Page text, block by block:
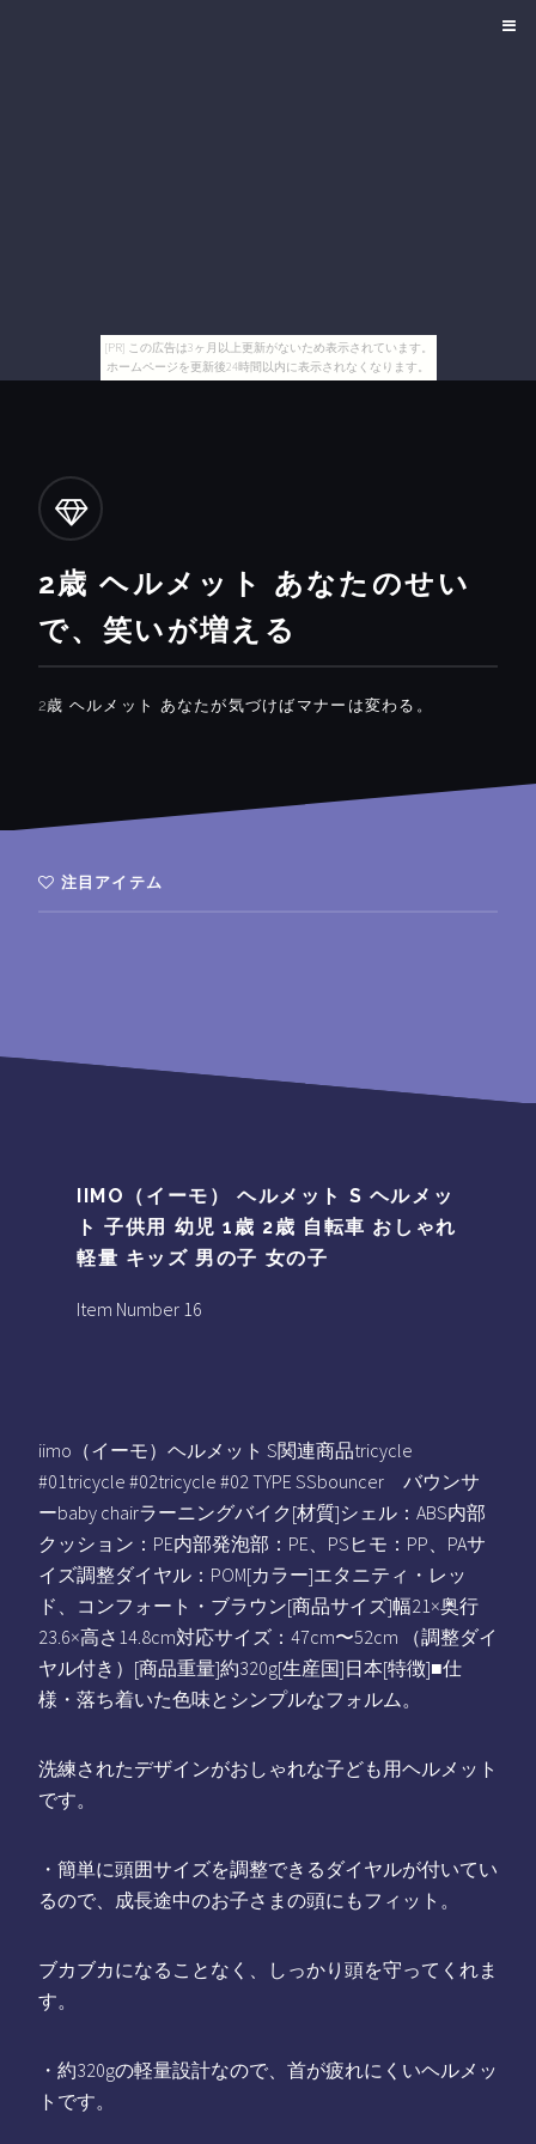
[PR] この広告は3ヶ月以上更新がないため表示されています。
ホームページを更新後24時間以内に表示されなくなります。
2歳 ヘルメット あなたのせい
で、笑いが増える
2歳 ヘルメット あなたが気づけばマナーは変わる。
注目アイテム
IIMO（イーモ） ヘルメット S ヘルメッ
ト 子供用 幼児 1歳 2歳 自転車 おしゃれ
軽量 キッズ 男の子 女の子
Item Number 16
iimo（イーモ）ヘルメット S関連商品tricycle
#01tricycle #02tricycle #02 TYPE SSbouncer バウンサ
ーbaby chairラーニングバイク[材質]シェル：ABS内部
クッション：PE内部発泡部：PE、PSヒモ：PP、PAサ
イズ調整ダイヤル：POM[カラー]エタニティ・レッ
ド、コンフォート・ブラウン[商品サイズ]幅21×奥行
23.6×高さ14.8cm対応サイズ：47cm〜52cm （調整ダイ
ヤル付き）[商品重量]約320g[生産国]日本[特徴]■仕
様・落ち着いた色味とシンプルなフォルム。
洗練されたデザインがおしゃれな子ども用ヘルメット
です。
・簡単に頭囲サイズを調整できるダイヤルが付いてい
るので、成長途中のお子さまの頭にもフィット。
ブカブカになることなく、しっかり頭を守ってくれま
す。
・約320gの軽量設計なので、首が疲れにくいヘルメッ
トです。